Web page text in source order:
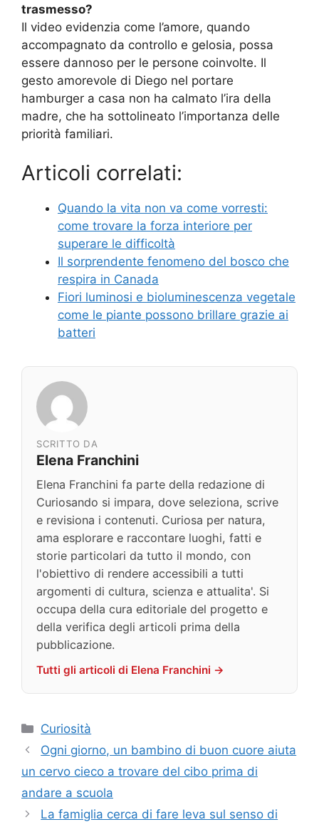
trasmesso?
Il video evidenzia come l’amore, quando
accompagnato da controllo e gelosia, possa
essere dannoso per le persone coinvolte. Il
gesto amorevole di Diego nel portare
hamburger a casa non ha calmato l’ira della
madre, che ha sottolineato l’importanza delle
priorità familiari.
Articoli correlati:
Quando la vita non va come vorresti:
come trovare la forza interiore per
superare le difficoltà
Il sorprendente fenomeno del bosco che
respira in Canada
Fiori luminosi e bioluminescenza vegetale
come le piante possono brillare grazie ai
batteri
SCRITTO DA
Elena Franchini
Elena Franchini fa parte della redazione di
Curiosando si impara, dove seleziona, scrive
e revisiona i contenuti. Curiosa per natura,
ama esplorare e raccontare luoghi, fatti e
storie particolari da tutto il mondo, con
l'obiettivo di rendere accessibili a tutti
argomenti di cultura, scienza e attualita'. Si
occupa della cura editoriale del progetto e
della verifica degli articoli prima della
pubblicazione.
Tutti gli articoli di Elena Franchini →
Categorie
Curiosità
Ogni giorno, un bambino di buon cuore aiuta
un cervo cieco a trovare del cibo prima di
andare a scuola
La famiglia cerca di fare leva sul senso di